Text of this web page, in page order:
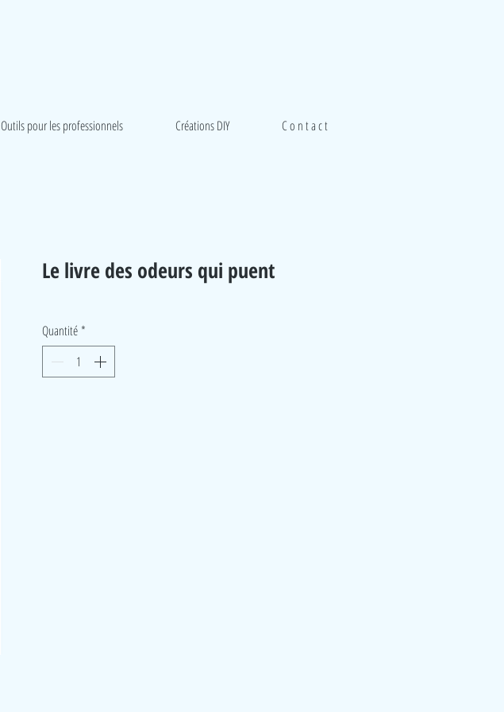
Outils pour les professionnels Créations DIY C o n t a c t
Le livre des odeurs qui puent
Quantité *